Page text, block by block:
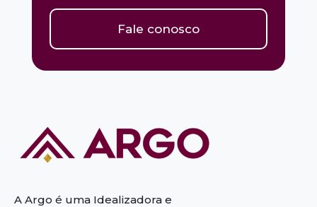
Fale conosco
A Argo é uma Idealizadora e